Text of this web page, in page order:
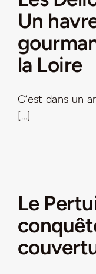
Un
la Loire
C’est dans un
[...]
Le